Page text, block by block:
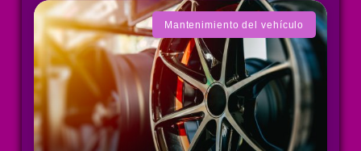
Mantenimiento del vehículo